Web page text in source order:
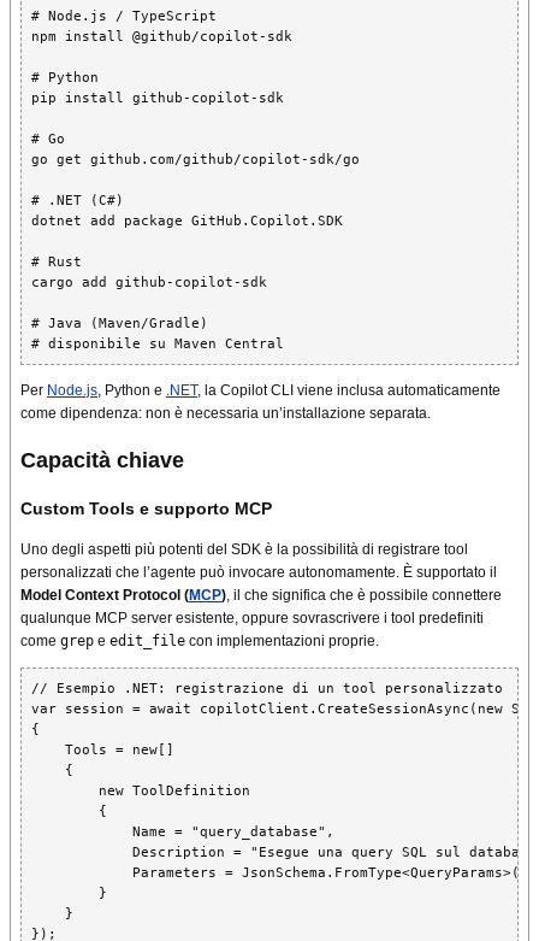
# Node.js / TypeScript
npm install @github/copilot-sdk
# Python
pip install github-copilot-sdk
# Go
go get github.com/github/copilot-sdk/go
# .NET (C#)
dotnet add package GitHub.Copilot.SDK
# Rust
cargo add github-copilot-sdk
# Java (Maven/Gradle)
Per Node.js, Python e .NET, la Copilot CLI viene inclusa automaticamente
come dipendenza: non è necessaria un’installazione separata.
Capacità chiave
Custom Tools e supporto MCP
Uno degli aspetti più potenti del SDK è la possibilità di registrare tool
personalizzati che l’agente può invocare autonomamente. È supportato il
Model Context Protocol (MCP), il che significa che è possibile connettere
qualunque MCP server esistente, oppure sovrascrivere i tool predefiniti
come grep e edit_file con implementazioni proprie.
// Esempio .NET: registrazione di un tool personalizzato
var session = await copilotClient.CreateSessionAsync(new
{
    Tools = new[]
    {
        new ToolDefinition
        {
            Name = "query_database",
Description = "Esegue una query SQL sul
            Parameters = JsonSchema.FromType<QueryParams>()
        }
    }